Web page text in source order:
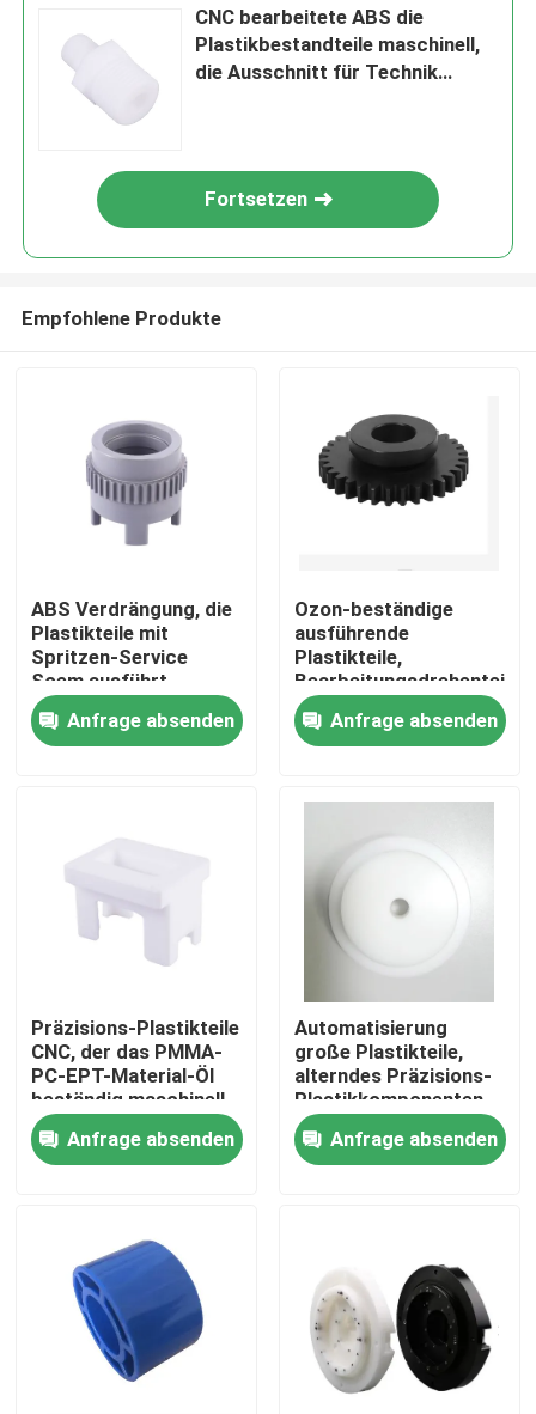
Haus
VR Show
Über uns
Fabrik-Ausflug
Qualitätskontrolle
Nachrichten
Fälle
Präzision cnc bearbeitete Teile maschinell
CNC bearbeitete ABS die
Plastikbestandteile maschinell,
die Ausschnitt für Technik
Fortsetzen
Empfohlene Produkte
ABS Verdrängung, die
Plastikteile mit
Spritzen-Service
Soem ausführt
Anfrage absenden
Ozon-beständige
ausführende
Plastikteile,
Bearbeitungsdrehenteile
ABS -CNC
Anfrage absenden
Präzisions-Plastikteile
CNC, der das PMMA-
PC-EPT-Material-Öl
beständig maschinell
bearbeitet
Anfrage absenden
Automatisierung
große Plastikteile,
alterndes Präzisions-
Plastikkomponenten
Soem-AntioDM
Anfrage absenden